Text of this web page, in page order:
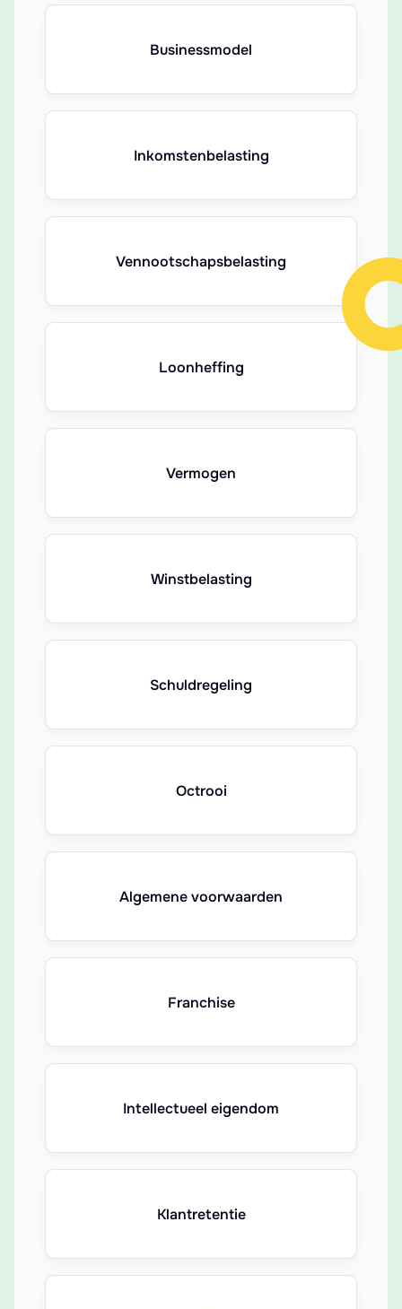
Businessmodel
Inkomstenbelasting
Vennootschapsbelasting
Loonheffing
Vermogen
Winstbelasting
Schuldregeling
Octrooi
Algemene voorwaarden
Franchise
Intellectueel eigendom
Klantretentie